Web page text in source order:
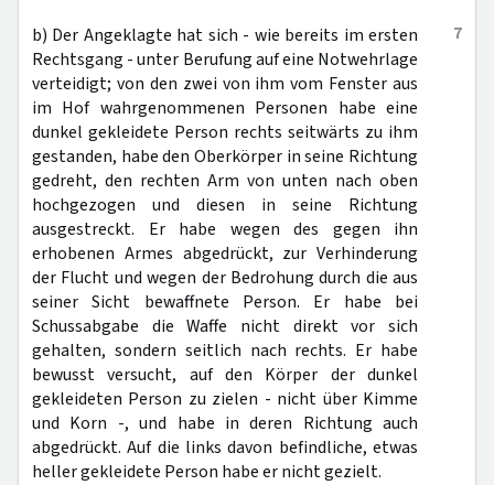
7
b) Der Angeklagte hat sich - wie bereits im ersten
Rechtsgang - unter Berufung auf eine Notwehrlage
verteidigt; von den zwei von ihm vom Fenster aus
im Hof wahrgenommenen Personen habe eine
dunkel gekleidete Person rechts seitwärts zu ihm
gestanden, habe den Oberkörper in seine Richtung
gedreht, den rechten Arm von unten nach oben
hochgezogen und diesen in seine Richtung
ausgestreckt. Er habe wegen des gegen ihn
erhobenen Armes abgedrückt, zur Verhinderung
der Flucht und wegen der Bedrohung durch die aus
seiner Sicht bewaffnete Person. Er habe bei
Schussabgabe die Waffe nicht direkt vor sich
gehalten, sondern seitlich nach rechts. Er habe
bewusst versucht, auf den Körper der dunkel
gekleideten Person zu zielen - nicht über Kimme
und Korn -, und habe in deren Richtung auch
abgedrückt. Auf die links davon befindliche, etwas
heller gekleidete Person habe er nicht gezielt.